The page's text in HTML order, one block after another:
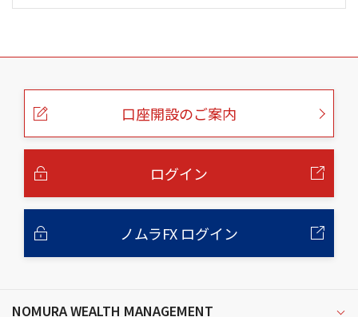
こ
口座開設のご案内
ログイン
ノムラFX ログイン
NOMURA WEALTH MANAGEMENT